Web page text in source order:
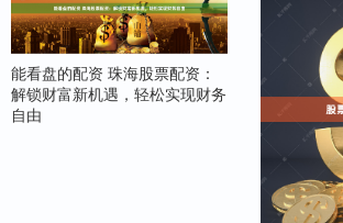
能看盘的配资 珠海股票配资：
解锁财富新机遇，轻松实现财务
自由